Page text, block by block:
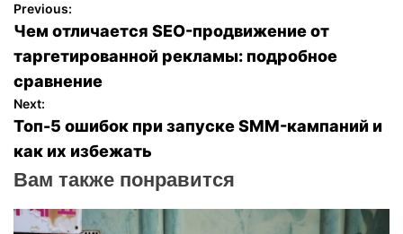
Н
а
в
и
г
а
Previous:
Чем отличается SEO-продвижение от
таргетированной рекламы: подробное
сравнение
Next:
Топ-5 ошибок при запуске SMM-кампаний и
как их избежать
Вам также понравится